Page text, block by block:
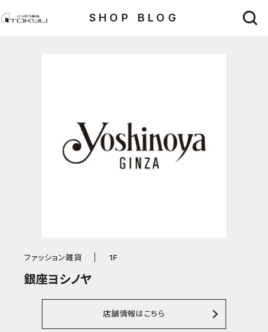
SHOP BLOG
ファッション雑貨 1F
銀座ヨシノヤ
店舗情報はこちら